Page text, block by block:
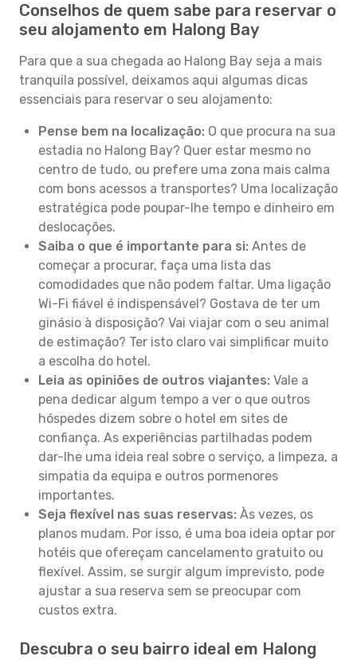
Conselhos de quem sabe para reservar o
seu alojamento em Halong Bay
Para que a sua chegada ao Halong Bay seja a mais
tranquila possível, deixamos aqui algumas dicas
essenciais para reservar o seu alojamento:
Pense bem na localização: O que procura na sua
estadia no Halong Bay? Quer estar mesmo no
centro de tudo, ou prefere uma zona mais calma
com bons acessos a transportes? Uma localização
estratégica pode poupar-lhe tempo e dinheiro em
deslocações.
Saiba o que é importante para si: Antes de
começar a procurar, faça uma lista das
comodidades que não podem faltar. Uma ligação
Wi-Fi fiável é indispensável? Gostava de ter um
ginásio à disposição? Vai viajar com o seu animal
de estimação? Ter isto claro vai simplificar muito
a escolha do hotel.
Leia as opiniões de outros viajantes: Vale a
pena dedicar algum tempo a ver o que outros
hóspedes dizem sobre o hotel em sites de
confiança. As experiências partilhadas podem
dar-lhe uma ideia real sobre o serviço, a limpeza, a
simpatia da equipa e outros pormenores
importantes.
Seja flexível nas suas reservas: Às vezes, os
planos mudam. Por isso, é uma boa ideia optar por
hotéis que ofereçam cancelamento gratuito ou
flexível. Assim, se surgir algum imprevisto, pode
ajustar a sua reserva sem se preocupar com
custos extra.
Descubra o seu bairro ideal em Halong